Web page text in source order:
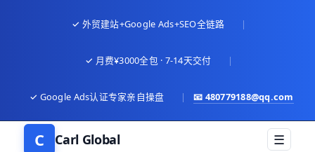
✓ 外贸建站+Google Ads+SEO全链路 |
✓ 月费¥3000全包 · 7-14天交付 |
✓ Google Ads认证专家亲自操盘 | 📧 480779188@qq.com
C Carl Global ☰